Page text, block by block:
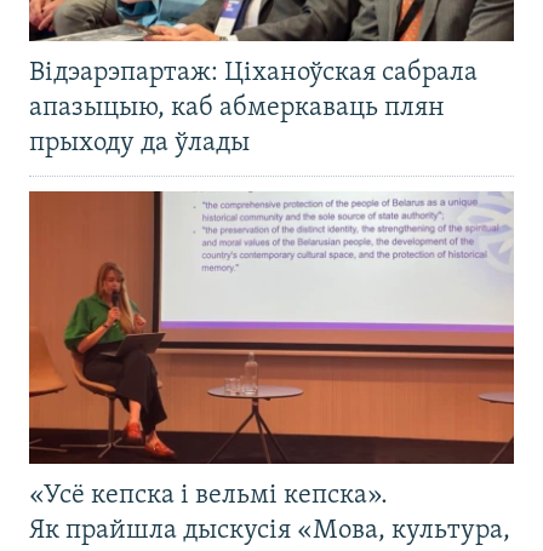
Відэарэпартаж: Ціханоўская сабрала
апазыцыю, каб абмеркаваць плян
прыходу да ўлады
«Усё кепска і вельмі кепска».
Як прайшла дыскусія «Мова, культура,